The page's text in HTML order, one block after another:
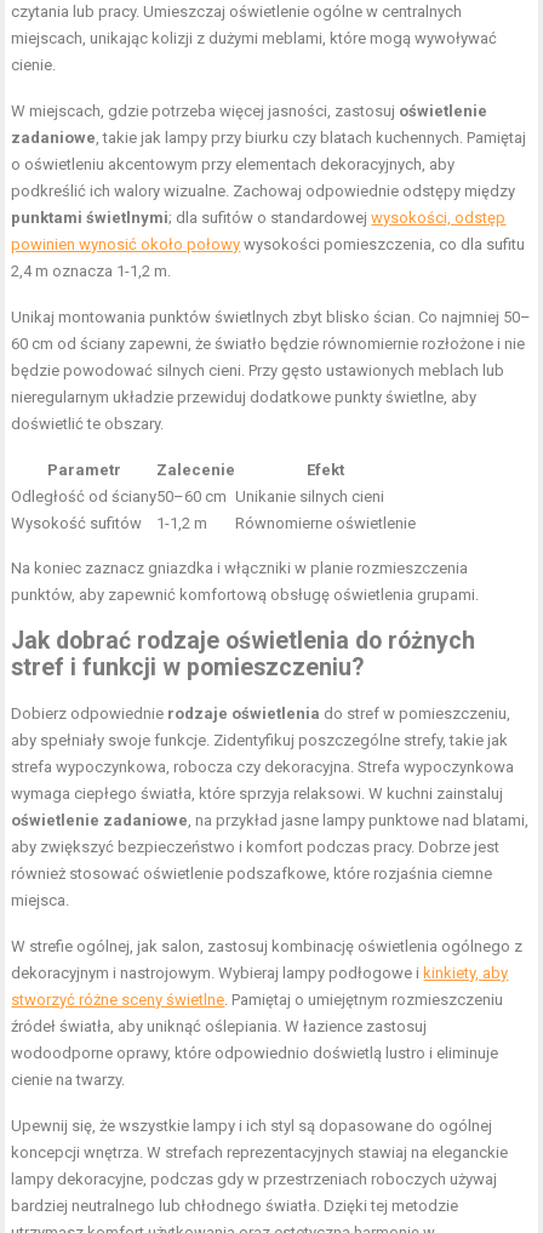
czytania lub pracy. Umieszczaj oświetlenie ogólne w centralnych
miejscach, unikając kolizji z dużymi meblami, które mogą wywoływać
cienie.
W miejscach, gdzie potrzeba więcej jasności, zastosuj oświetlenie
zadaniowe , takie jak lampy przy biurku czy blatach kuchennych. Pamiętaj
o oświetleniu akcentowym przy elementach dekoracyjnych, aby
podkreślić ich walory wizualne. Zachowaj odpowiednie odstępy między
punktami świetlnymi; dla sufitów o standardowejwysokości, odstęp
powinien wynosić około połowy wysokości pomieszczenia, co dla sufitu
2,4 m oznacza 1-1,2 m.
Unikaj montowania punktów świetlnych zbyt blisko ścian. Co najmniej 50–
60 cm od ściany zapewni, że światło będzie równomiernie rozłożone i nie
będzie powodować silnych cieni. Przy gęsto ustawionych meblach lub
nieregularnym układzie przewiduj dodatkowe punkty świetlne, aby
doświetlić te obszary.
Parametr Zalecenie
Efekt
Odległość od ściany50–60 cm Unikanie silnych cieni
Wysokość sufitów
1-1,2 m Równomierne oświetlenie
Na koniec zaznacz gniazdka i włączniki w planie rozmieszczenia
punktów, aby zapewnić komfortową obsługę oświetlenia grupami.
Jak dobrać rodzaje oświetlenia do różnych
stref i funkcji w pomieszczeniu?
Dobierz odpowiednie rodzaje oświetlenia do stref w pomieszczeniu,
aby spełniały swoje funkcje. Zidentyfikuj poszczególne strefy, takie jak
strefa wypoczynkowa, robocza czy dekoracyjna. Strefa wypoczynkowa
wymaga ciepłego światła, które sprzyja relaksowi. W kuchni zainstaluj
oświetlenie zadaniowe , na przykład jasne lampy punktowe nad blatami,
aby zwiększyć bezpieczeństwo i komfort podczas pracy. Dobrze jest
również stosować oświetlenie podszafkowe, które rozjaśnia ciemne
miejsca.
W strefie ogólnej, jak salon, zastosuj kombinację oświetlenia ogólnego z
dekoracyjnym i nastrojowym. Wybieraj lampy podłogowe i kinkiety, aby
stworzyć różne sceny świetlne . Pamiętaj o umiejętnym rozmieszczeniu
źródeł światła, aby uniknąć oślepiania. W łazience zastosuj
wodoodporne oprawy, które odpowiednio doświetlą lustro i eliminuje
cienie na twarzy.
Upewnij się, że wszystkie lampy i ich styl są dopasowane do ogólnej
koncepcji wnętrza. W strefach reprezentacyjnych stawiaj na eleganckie
lampy dekoracyjne, podczas gdy w przestrzeniach roboczych używaj
bardziej neutralnego lub chłodnego światła. Dzięki tej metodzie